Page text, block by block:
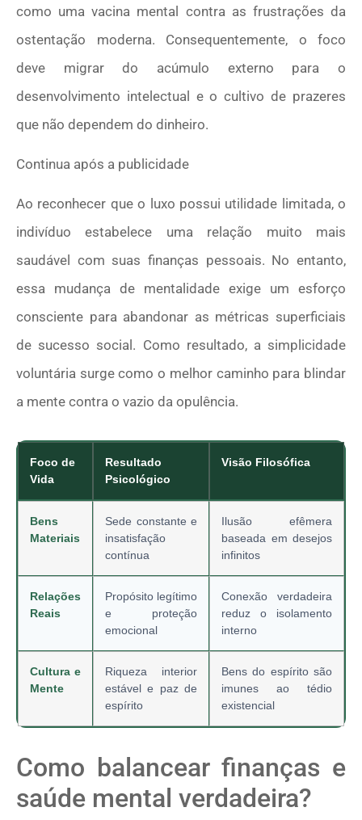
como uma vacina mental contra as frustrações da
ostentação moderna. Consequentemente, o foco
deve migrar do acúmulo externo para o
desenvolvimento intelectual e o cultivo de prazeres
que não dependem do dinheiro.
Continua após a publicidade
Ao reconhecer que o luxo possui utilidade limitada, o
indivíduo estabelece uma relação muito mais
saudável com suas finanças pessoais. No entanto,
essa mudança de mentalidade exige um esforço
consciente para abandonar as métricas superficiais
de sucesso social. Como resultado, a simplicidade
voluntária surge como o melhor caminho para blindar
a mente contra o vazio da opulência.
Foco de
Vida
Resultado
Psicológico
Visão Filosófica
Bens
Materiais
Sede constante e
insatisfação
contínua
Ilusão efêmera
baseada em desejos
infinitos
Relações
Reais
Propósito legítimo
e proteção
emocional
Conexão verdadeira
reduz o isolamento
interno
Cultura e
Mente
Riqueza interior
estável e paz de
espírito
Bens do espírito são
imunes ao tédio
existencial
Como balancear finanças e
saúde mental verdadeira?